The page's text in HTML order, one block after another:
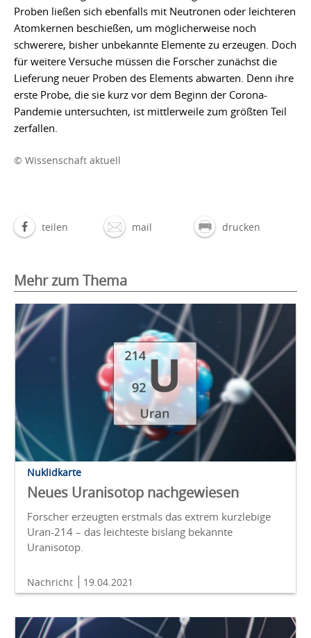
Proben ließen sich ebenfalls mit Neutronen oder leichteren
Atomkernen beschießen, um möglicherweise noch
schwerere, bisher unbekannte Elemente zu erzeugen. Doch
für weitere Versuche müssen die Forscher zunächst die
Lieferung neuer Proben des Elements abwarten. Denn ihre
erste Probe, die sie kurz vor dem Beginn der Corona-
Pandemie untersuchten, ist mittlerweile zum größten Teil
zerfallen.
© Wissenschaft aktuell
teilen mail drucken
Mehr zum Thema
Nuklidkarte
Neues Uranisotop nachgewiesen
Forscher erzeugten erstmals das extrem kurzlebige
Uran-214 – das leichteste bislang bekannte
Uranisotop.
Nachricht 19.04.2021